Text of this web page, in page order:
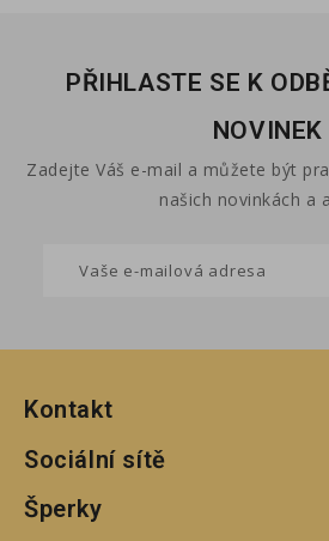
PŘIHLASTE SE K
NOVINEK
Zadejte Váš e-mail a můžete být
našich novinkách a
Kontakt
Sociální sítě
Šperky